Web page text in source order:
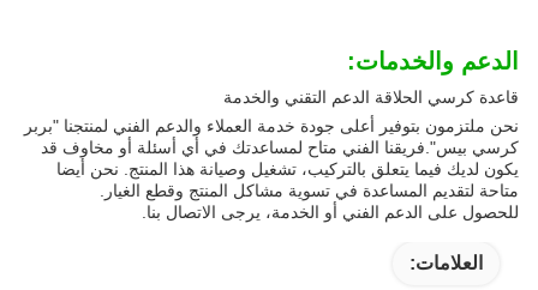
الدعم والخدمات:
قاعدة كرسي الحلاقة الدعم التقني والخدمة
نحن ملتزمون بتوفير أعلى جودة خدمة العملاء والدعم الفني لمنتجنا "بربر
كرسي بيس".فريقنا الفني متاح لمساعدتك في أي أسئلة أو مخاوف قد
يكون لديك فيما يتعلق بالتركيب، تشغيل وصيانة هذا المنتج. نحن أيضا
متاحة لتقديم المساعدة في تسوية مشاكل المنتج وقطع الغيار.
للحصول على الدعم الفني أو الخدمة، يرجى الاتصال بنا.
العلامات: